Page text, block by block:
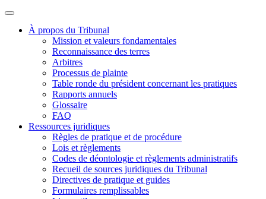
À propos du Tribunal
Mission et valeurs fondamentales
Reconnaissance des terres
Arbitres
Processus de plainte
Table ronde du président concernant les pratiques
Rapports annuels
Glossaire
FAQ
Ressources juridiques
Règles de pratique et de procédure
Lois et règlements
Codes de déontologie et règlements administratifs
Recueil de sources juridiques du Tribunal
Directives de pratique et guides
Formulaires remplissables